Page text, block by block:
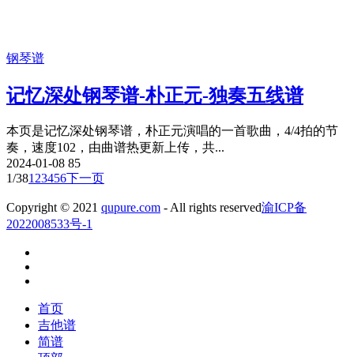
钢琴谱
记忆深处钢琴谱-朴正元-独奏五线谱
本页是记忆深处钢琴谱，朴正元演唱的一首歌曲，4/4拍的节
奏，速度102，由曲谱热更新上传，共...
2024-01-08 85
1/38123456下一页
Copyright © 2021 qupure.com - All rights reserved渝ICP备
2022008533号-1
首页
吉他谱
简谱